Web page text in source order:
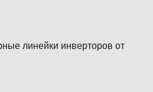
линейки инверторов от